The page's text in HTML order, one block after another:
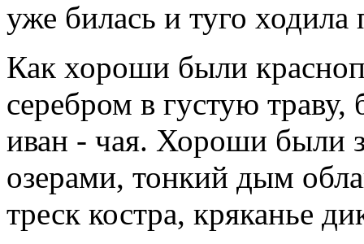
уже билась и туго
Как хороши были
серебром в густую
иван - чая. Хороши были
озерами, тонкий дым
треск костра, кряканье